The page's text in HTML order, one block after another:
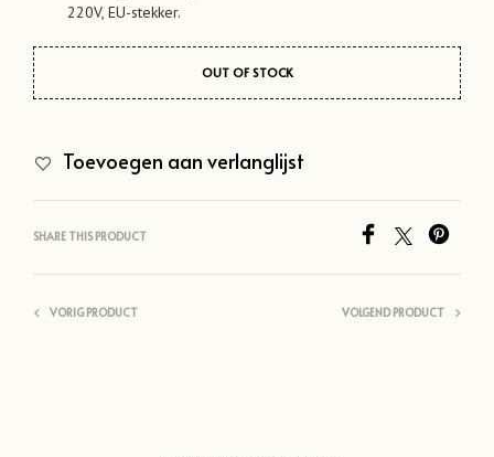
220V, EU-stekker.
OUT OF STOCK
Toevoegen aan verlanglijst
SHARE THIS PRODUCT
VORIG PRODUCT VOLGEND PRODUCT